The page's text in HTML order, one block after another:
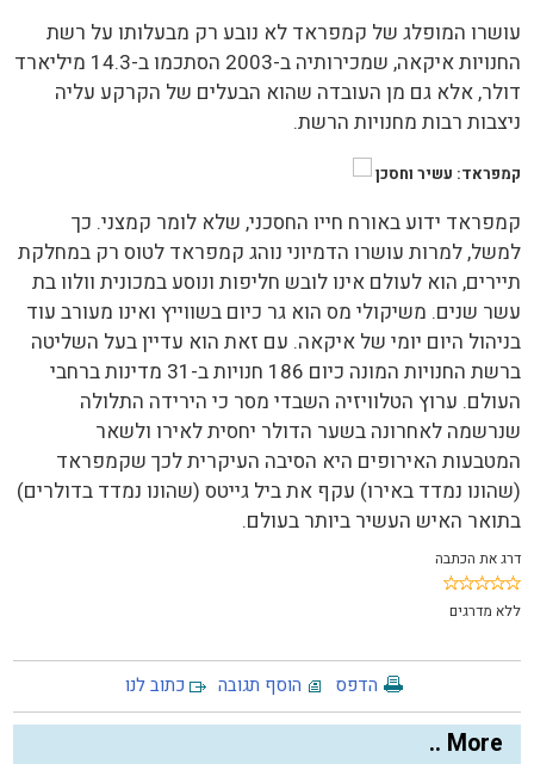
עושרו המופלג של קמפראד לא נובע רק מבעלותו על רשת
החנויות איקאה, שמכירותיה ב-2003 הסתכמו ב-14.3 מיליארד
דולר, אלא גם מן העובדה שהוא הבעלים של הקרקע עליה
ניצבות רבות מחנויות הרשת.
קמפראד: עשיר וחסכן
קמפראד ידוע באורח חייו החסכני, שלא לומר קמצני. כך
למשל, למרות עושרו הדמיוני נוהג קמפראד לטוס רק במחלקת
תיירים, הוא לעולם אינו לובש חליפות ונוסע במכונית וולוו בת
עשר שנים. משיקולי מס הוא גר כיום בשווייץ ואינו מעורב עוד
בניהול היום יומי של איקאה. עם זאת הוא עדיין בעל השליטה
ברשת החנויות המונה כיום 186 חנויות ב-31 מדינות ברחבי
העולם. ערוץ הטלוויזיה השבדי מסר כי הירידה התלולה
שנרשמה לאחרונה בשער הדולר יחסית לאירו ולשאר
המטבעות האירופים היא הסיבה העיקרית לכך שקמפראד
(שהונו נמדד באירו) עקף את ביל גייטס (שהונו נמדד בדולרים)
בתואר האיש העשיר ביותר בעולם.
דרג את הכתבה
ללא מדרגים
הדפס הוסף תגובה כתוב לנו
More ..